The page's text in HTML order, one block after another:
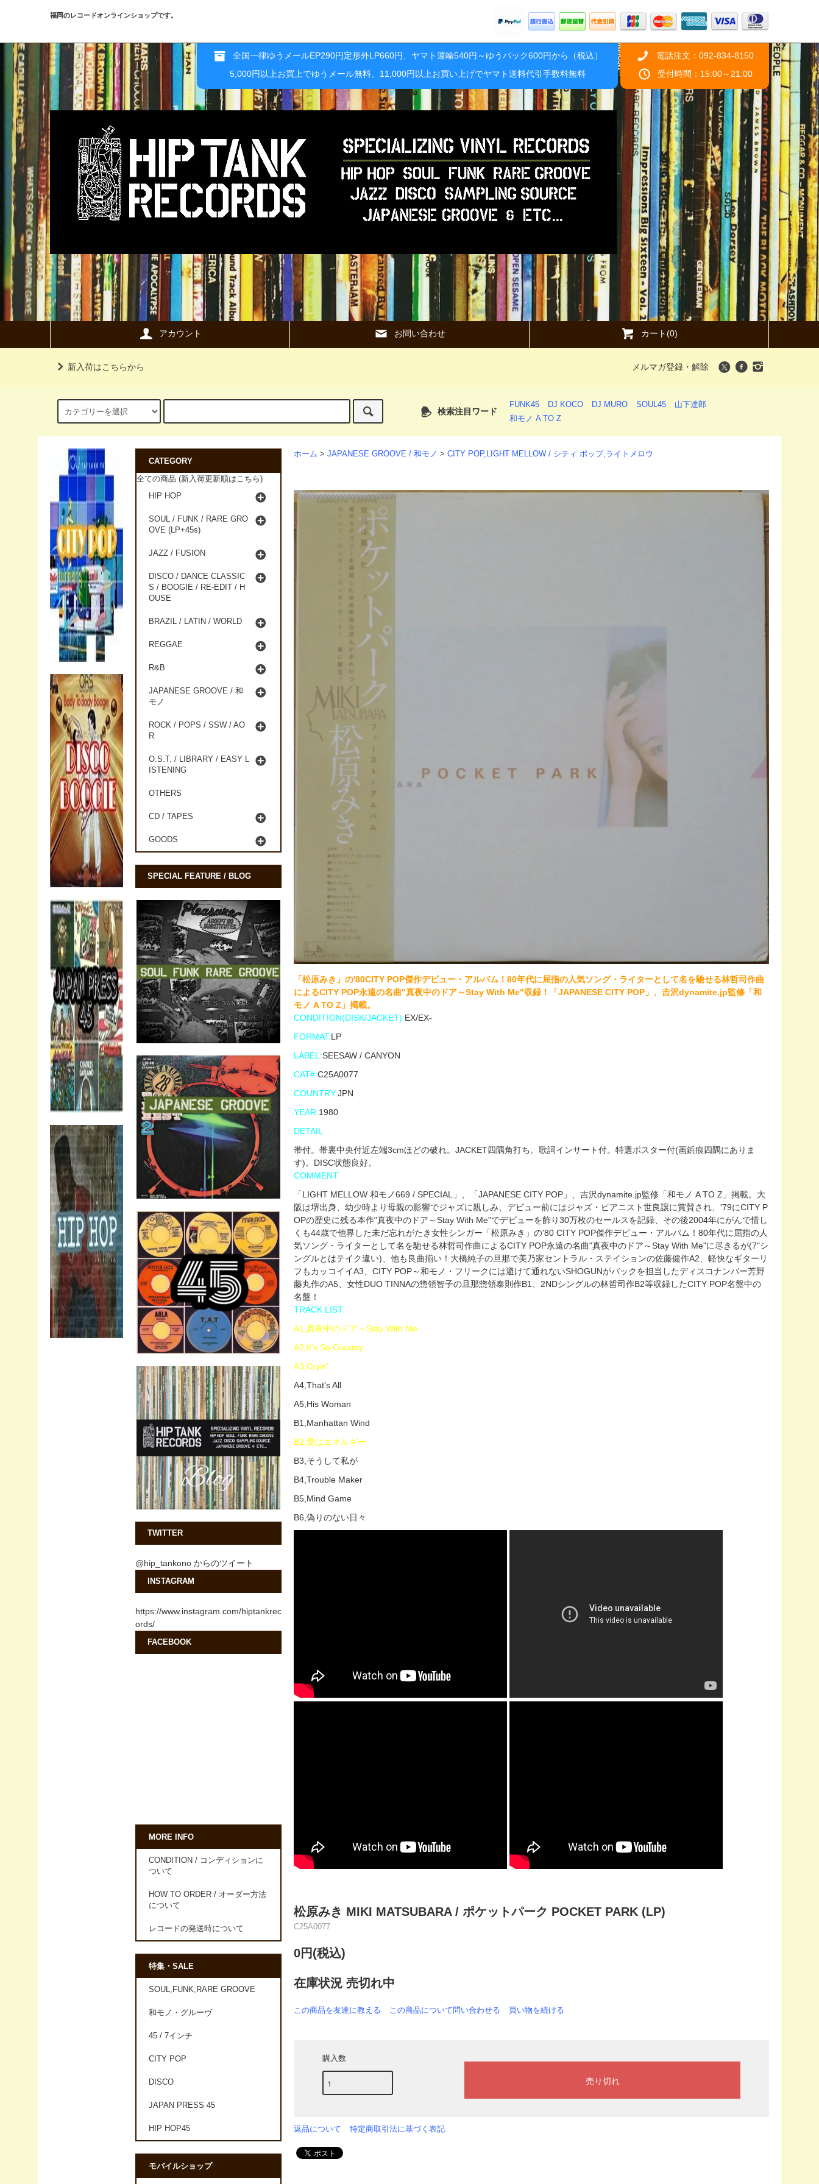
福岡のレコードオンラインショップです。
全国一律ゆうメールEP290円定形外LP660円、ヤマト運輸540円～ゆうパック600円から（税込）
5,000円以上お買上でゆうメール無料、11,000円以上お買い上げでヤマト送料代引手数料無料
電話注文：092-834-8150
受付時間：15:00～21:00
アカウント お問い合わせ カート(0)
新入荷はこちらから メルマガ登録・解除
検索注目ワード
FUNK45 DJ KOCO DJ MURO SOUL45
山下達郎
和モノ A TO Z
ホーム > JAPANESE GROOVE / 和モノ > CITY POP,LIGHT MELLOW / シティ ポップ,ライトメロウ
「松原みき」の'80CITY POP傑作デビュー・アルバム！80年代に屈指の人気ソング・ライターとして名を馳せる林哲司作曲
によるCITY POP永遠の名曲"真夜中のドア～Stay With Me"収録！「JAPANESE CITY POP」、吉沢dynamite.jp監修「和
モノ A TO Z」掲載。
CONDITION(DISK/JACKET):EX/EX-
FORMAT:LP
LABEL:SEESAW / CANYON
CAT#:C25A0077
COUNTRY:JPN
YEAR:1980
DETAIL
帯付。帯裏中央付近左端3cmほどの破れ。JACKET四隅角打ち。歌詞インサート付。特選ポスター付(画鋲痕四隅にありま
す)。DISC状態良好。
COMMENT
「LIGHT MELLOW 和モノ669 / SPECIAL」、「JAPANESE CITY POP」、吉沢dynamite.jp監修「和モノ A TO Z」掲載。大
阪は堺出身、幼少時より母親の影響でジャズに親しみ、デビュー前にはジャズ・ピアニスト世良譲に賞賛され、'79にCITY P
OPの歴史に残る本作"真夜中のドア～Stay With Me"でデビューを飾り30万枚のセールスを記録、その後2004年にがんで惜し
くも44歳で他界した未だ忘れがたき女性シンガー「松原みき」の'80 CITY POP傑作デビュー・アルバム！80年代に屈指の人
気ソング・ライターとして名を馳せる林哲司作曲によるCITY POP永遠の名曲"真夜中のドア～Stay With Me"に尽きるが(7"シ
ングルとはテイク違い)、他も良曲揃い！大橋純子の旦那で美乃家セントラル・ステイションの佐藤健作A2、軽快なギターリ
フもカッコイイA3、CITY POP～和モノ・フリークには避けて通れないSHOGUNがバックを担当したディスコナンバー芳野
藤丸作のA5、女性DUO TINNAの惣領智子の旦那惣領泰則作B1、2NDシングルの林哲司作B2等収録したCITY POP名盤中の
名盤！
TRACK LIST
A1,真夜中のドア～Stay With Me
A2,It's So Creamy
A3,Cryin'
A4,That's All
A5,His Woman
B1,Manhattan Wind
B2,愛はエネルギー
B3,そうして私が
B4,Trouble Maker
B5,Mind Game
B6,偽りのない日々
松原みき MIKI MATSUBARA / ポケットパーク POCKET PARK (LP)
C25A0077
0円(税込)
在庫状況 売切れ中
この商品を友達に教える この商品について問い合わせる 買い物を続ける
購入数
返品について 特定商取引法に基づく表記
CATEGORY
全ての商品 (新入荷更新順はこちら)
HIP HOP
SOUL / FUNK / RARE GRO
OVE (LP+45s)
JAZZ / FUSION
DISCO / DANCE CLASSIC
S / BOOGIE / RE-EDIT / H
OUSE
BRAZIL / LATIN / WORLD
REGGAE
R&B
JAPANESE GROOVE / 和
モノ
ROCK / POPS / SSW / AO
R
O.S.T. / LIBRARY / EASY L
ISTENING
OTHERS
CD / TAPES
GOODS
SPECIAL FEATURE / BLOG
TWITTER
@hip_tankono からのツイート
INSTAGRAM
https://www.instagram.com/hiptankrec
ords/
FACEBOOK
MORE INFO
CONDITION / コンディションに
ついて
HOW TO ORDER / オーダー方法
について
レコードの発送時について
特集・SALE
SOUL,FUNK,RARE GROOVE
和モノ・グルーヴ
45 / 7インチ
CITY POP
DISCO
JAPAN PRESS 45
HIP HOP45
モバイルショップ